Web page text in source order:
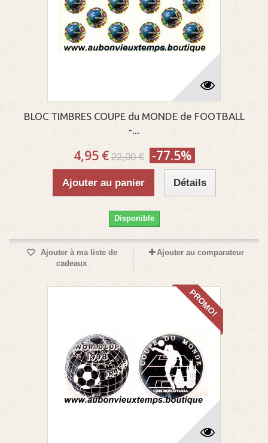
BLOC TIMBRES COUPE du MONDE de FOOTBALL
-...
4,95 € 22,00 € -77.5%
Ajouter au panier Détails
Disponible
Ajouter à ma liste de
cadeaux
Ajouter au comparateur
PROMO!